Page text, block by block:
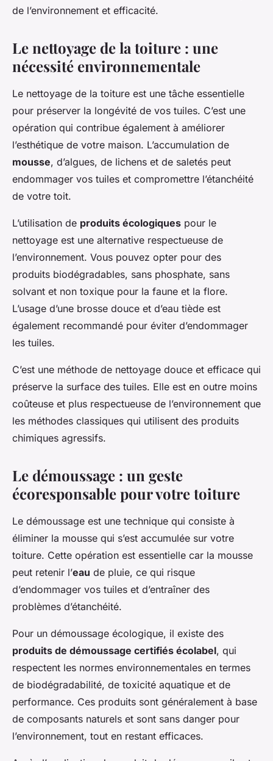
de l’environnement et efficacité.
Le nettoyage de la toiture : une
nécessité environnementale
Le nettoyage de la toiture est une tâche essentielle
pour préserver la longévité de vos tuiles. C’est une
opération qui contribue également à améliorer
l’esthétique de votre maison. L’accumulation de
mousse, d’algues, de lichens et de saletés peut
endommager vos tuiles et compromettre l’étanchéité
de votre toit.
L’utilisation de produits écologiques pour le
nettoyage est une alternative respectueuse de
l’environnement. Vous pouvez opter pour des
produits biodégradables, sans phosphate, sans
solvant et non toxique pour la faune et la flore.
L’usage d’une brosse douce et d’eau tiède est
également recommandé pour éviter d’endommager
les tuiles.
C’est une méthode de nettoyage douce et efficace qui
préserve la surface des tuiles. Elle est en outre moins
coûteuse et plus respectueuse de l’environnement que
les méthodes classiques qui utilisent des produits
chimiques agressifs.
Le démoussage : un geste
écoresponsable pour votre toiture
Le démoussage est une technique qui consiste à
éliminer la mousse qui s’est accumulée sur votre
toiture. Cette opération est essentielle car la mousse
peut retenir l’eau de pluie, ce qui risque
d’endommager vos tuiles et d’entraîner des
problèmes d’étanchéité.
Pour un démoussage écologique, il existe des
produits de démoussage certifiés écolabel, qui
respectent les normes environnementales en termes
de biodégradabilité, de toxicité aquatique et de
performance. Ces produits sont généralement à base
de composants naturels et sont sans danger pour
l’environnement, tout en restant efficaces.